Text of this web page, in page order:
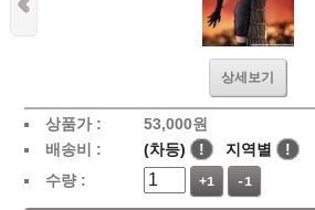
상세보기
상품가 : 53,000원
배송비 :
(차등) ! 지역별
!
수량 :
+1 -1